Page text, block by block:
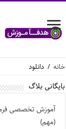
خانه / دانلود
بایگانی بلاگ
آموزش تخصصی
(مهم)